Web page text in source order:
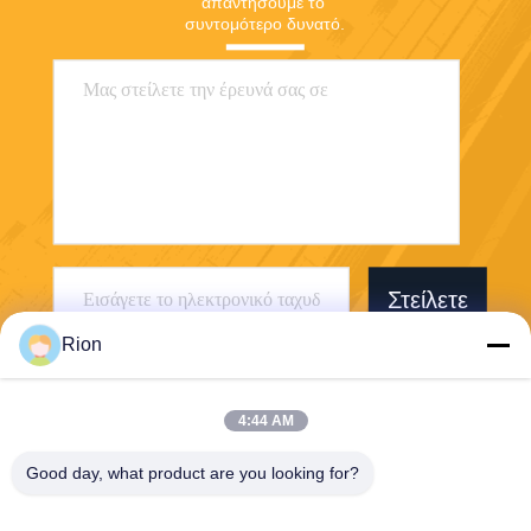
συντομότερο δυνατό.
Στείλετε
Shenzhen Rion Technology Co., Ltd.
Rion
4:44 AM
Good day, what product are you looking for?